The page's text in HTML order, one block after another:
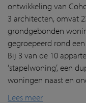
ontwikkeling van
3 architecten, omvat
grondgebonden
gegroepeerd rond
Bij 3 van de 10
‘stapelwoning’, een
woningen naast en
Lees meer